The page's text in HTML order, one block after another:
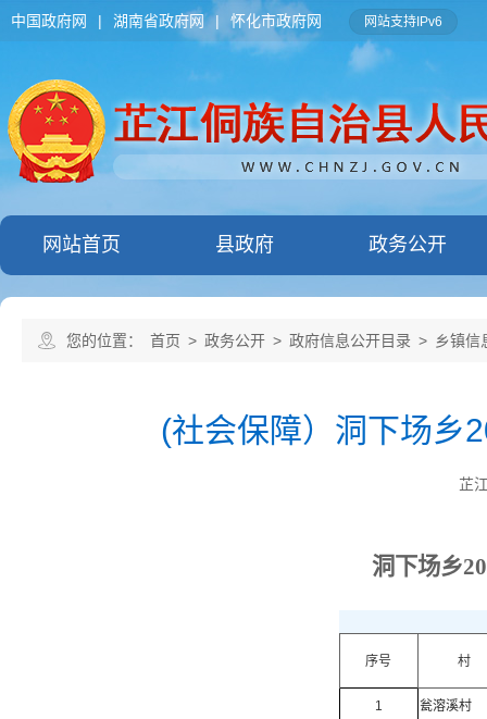
中国政府网 | 湖南省政府网 | 怀化市政府网 网站支持IPv6
网站首页 县政府 政务公开
您的位置： 首页 > 政务公开 > 政府信息公开目录 > 乡镇信
(社会保障）洞下场乡
芷
洞下场乡
序号 村
1 瓮溶溪村